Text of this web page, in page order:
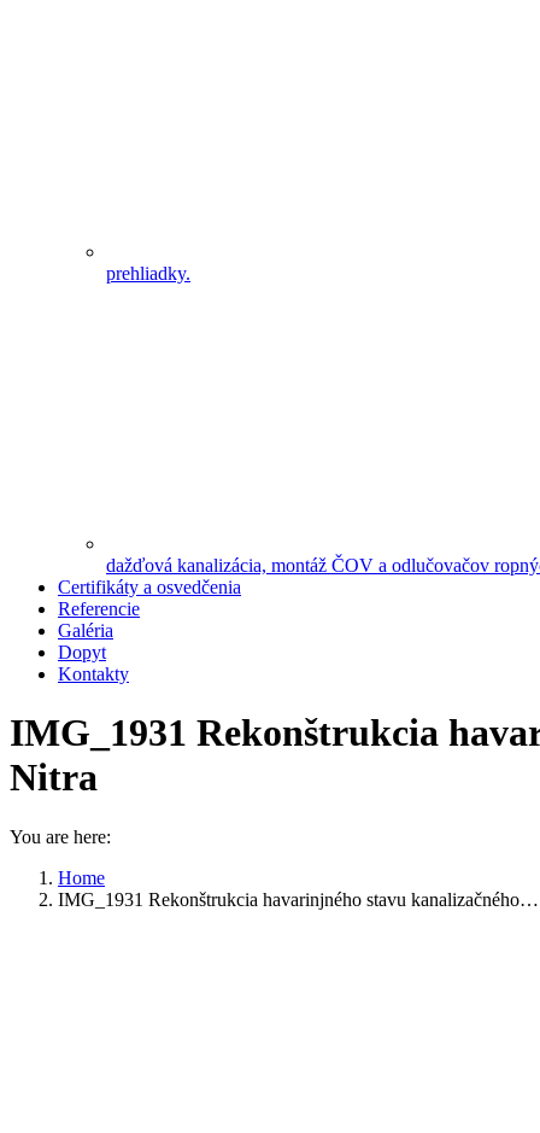
prehliadky.
dažďová kanalizácia, montáž ČOV a odlučovačov
Certifikáty a osvedčenia
Referencie
Galéria
Dopyt
Kontakty
IMG_1931 Rekonštrukcia
Nitra
You are here:
Home
IMG_1931 Rekonštrukcia havarinjného stavu kanalizačného…